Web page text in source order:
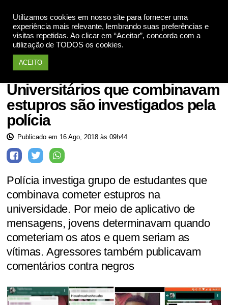
Utilizamos cookies em nosso site para fornecer uma
experiência mais relevante, lembrando suas preferências e
visitas repetidas. Ao clicar em “Aceitar”, concorda com a
utilização de TODOS os cookies.
ACEITO
Mulheres violadas
Universitários que combinavam
estupros são investigados pela
polícia
Publicado em 16 Ago, 2018 às 09h44
Polícia investiga grupo de estudantes que
combinava cometer estupros na
universidade. Por meio de aplicativo de
mensagens, jovens determinavam quando
cometeriam os atos e quem seriam as
vítimas. Agressores também publicavam
comentários contra negros